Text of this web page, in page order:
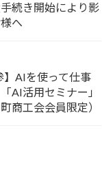
続き開始により影
へ
】AIを使って仕事
AI活用セミナー」
商工会会員限定）